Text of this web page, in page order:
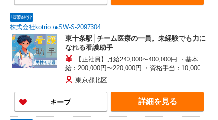
職業紹介
株式会社kotrio /●SW-S-2097304
東十条駅│チーム医療の一員。未経験でも力に
なれる看護助手
【正社員】月給240,000〜400,000円 ・基本
給：200,000円〜220,000円 ・資格手当：10,000〜
30,000円 ・役職手当：10,000〜70,000円 ・処遇改
善手当：20,000〜60,000円（勤続年数、保有資格
により変動） ・固定残業手当：20,000円（10時
間） ※固定残業時間を超過する場合には超過勤務
手当として別途支給 ・夜勤手当：10,000円/1回
東京都北区
キープ 詳細を見る